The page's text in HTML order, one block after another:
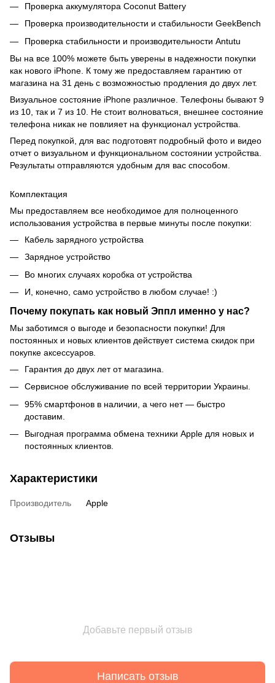
Проверка аккумулятора Coconut Battery
Проверка производительности и стабильности GeekBench
Проверка стабильности и производительности Antutu
Вы на все 100% можете быть уверены в надежности покупки
как нового iPhone. К тому же предоставляем гарантию от
магазина на 31 день с возможностью продления до двух лет.
Визуальное состояние iPhone различное. Телефоны бывают 9
из 10, так и 7 из 10. Не стоит волноваться, внешнее состояние
телефона никак не повлияет на функционал устройства.
Перед покупкой, для вас подготовят подробный фото и видео
отчет о визуальном и функциональном состоянии устройства.
Результаты отправляются удобным для вас способом.
Комплектация
Мы предоставляем все необходимое для полноценного
использования устройства в первые минуты после покупки:
Кабель зарядного устройства
Зарядное устройство
Во многих случаях коробка от устройства
И, конечно, само устройство в любом случае! :)
Почему покупать как новый Эппл именно у нас?
Мы заботимся о выгоде и безопасности покупки! Для
постоянных и новых клиентов действует система скидок при
покупке аксессуаров.
Гарантия до двух лет от магазина.
Сервисное обслуживание по всей территории Украины.
95% смартфонов в наличии, а чего нет — быстро
доставим.
Выгодная программа обмена техники Apple для новых и
постоянных клиентов.
Характеристики
Производитель Apple
Отзывы
Добавьте первый отзыв
Написать отзыв